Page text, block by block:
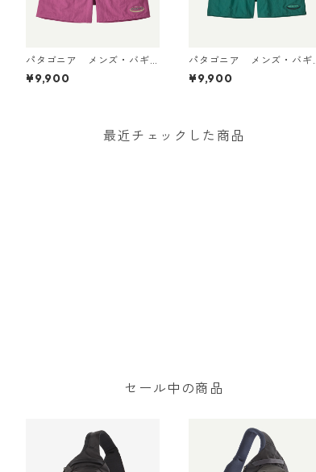
パタゴニア メンズ・バギ
ーズ・ショーツ ５インチ 5
7022 (カラー '95 Oval Lo
¥9,900
パタゴニア メンズ・バギ
ーズ・ショーツ ５インチ 5
7022 '95 Oval Logo: Gem
¥9,900
最近チェックした商品
セール中の商品